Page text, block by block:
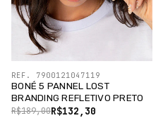
BONÉ 5 PANNEL LOST
BRANDING REFLETIVO PRETO
R$132,30
R$189,00
REF. 7900121047119